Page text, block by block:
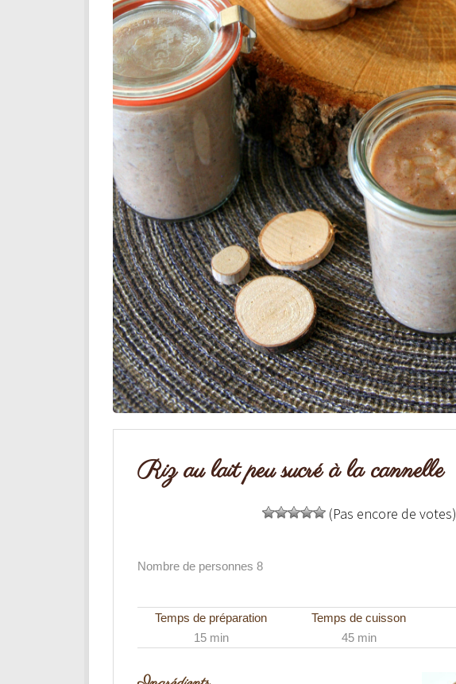
Riz au lait peu sucré à la cannelle
(Pas encore de votes)
Nombre de personnes 8
Temps de préparation
15 min
Temps de cuisson
45 min